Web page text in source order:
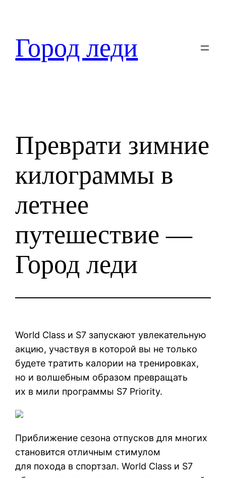
содержимому
Город леди
Преврати зимние
килограммы в
летнее
путешествие —
Город леди
World Class и S7 запускают увлекательную
акцию, участвуя в которой вы не только
будете тратить калории на тренировках,
но и волшебным образом превращать
их в мили программы S7 Priority.
Приближение сезона отпусков для многих
становится отличным стимулом
для похода в спортзал. World Class и S7